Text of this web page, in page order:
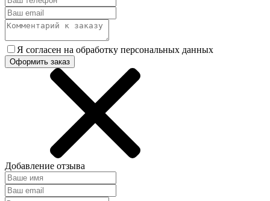
Я согласен на обработку персональных данных
Оформить заказ
Добавление отзыва